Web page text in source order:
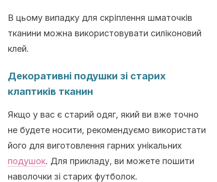
В цьому випадку для скріплення шматочків
тканини можна використовувати силіконовий
клей.
Декоративні подушки зі старих
клаптиків тканин
Якщо у вас є старий одяг, який ви вже точно
не будете носити, рекомендуємо використати
його для виготовлення гарних унікальних
подушок. Для прикладу, ви можете пошити
наволочки зі старих футболок.